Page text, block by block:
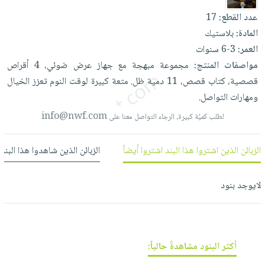
العناية
بالأسنان
الحمية
والتغذية
أدوات
المائدة
الأوعية
والتخزين
أدوات
المطبخ
الأكثر
مبيعاً
العودة
للمدارس
اكسسوارات
كتب
اكسسوارات
اكسسوارات
ملابس
مطرزات
حقائب
عناية
بالذات
شحن
مجاني
بنود
مختارة
اشتراكات
كل
القراءة
iKitab
حدود
بحث
نيل
الشركة
حسابك
الأمنيات
عدد القطع:17
المادة:بلاستيك
العمر:3-6 سنوات
مواصفات المنتج: مجموعة مبهجة معجهازعرض ضوئي،4 أقراص
قصصية،كتاب قصص، 11 دمية ظل. متعةكبيرة لوقت النومتعززالخيال
ومهارات التواصل.
لطلب كميّة كبيرة، الرجاء التواصل معنا علىinfo@nwf.com
الزبائن الذين اشتروا هذا البند اشتروا أيضاً الزبائن الذين شاهدوا هذا
لايوجد بنود
أكثر البنود مشاهدةً حالياً: